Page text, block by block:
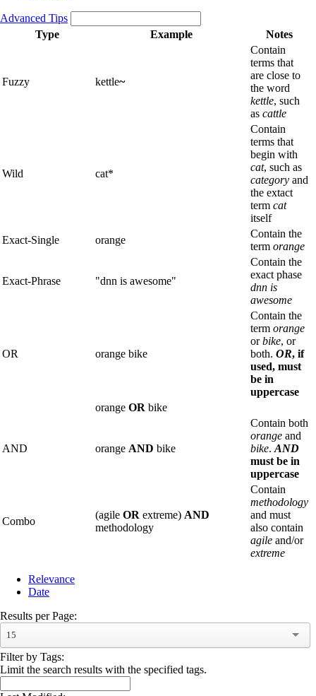
Advanced Tips
Type
Example Notes
Fuzzy kettle~
Contain
terms that
are close to
the word
kettle, such
as cattle
Wild cat*
Contain
terms that
begin with
cat, such as
category and
the extact
term cat
itself
Exact-Single
orange
Contain the
term orange
Exact-Phrase "dnn is awesome"
Contain the
exact phase
dnn is
awesome
OR orange bike
Contain the
term orange
orbike, or
both. OR, if
used, must
be in
uppercase
orange OR bike
AND orange AND bike
Contain both
orange and
bike. AND
must be in
uppercase
Combo
(agile OR extreme) AND
methodology
Contain
methodology
and must
also contain
agile and/or
extreme
Relevance
Date
Results per Page:
15
Filter by Tags:
Limit the search results with the specified tags.